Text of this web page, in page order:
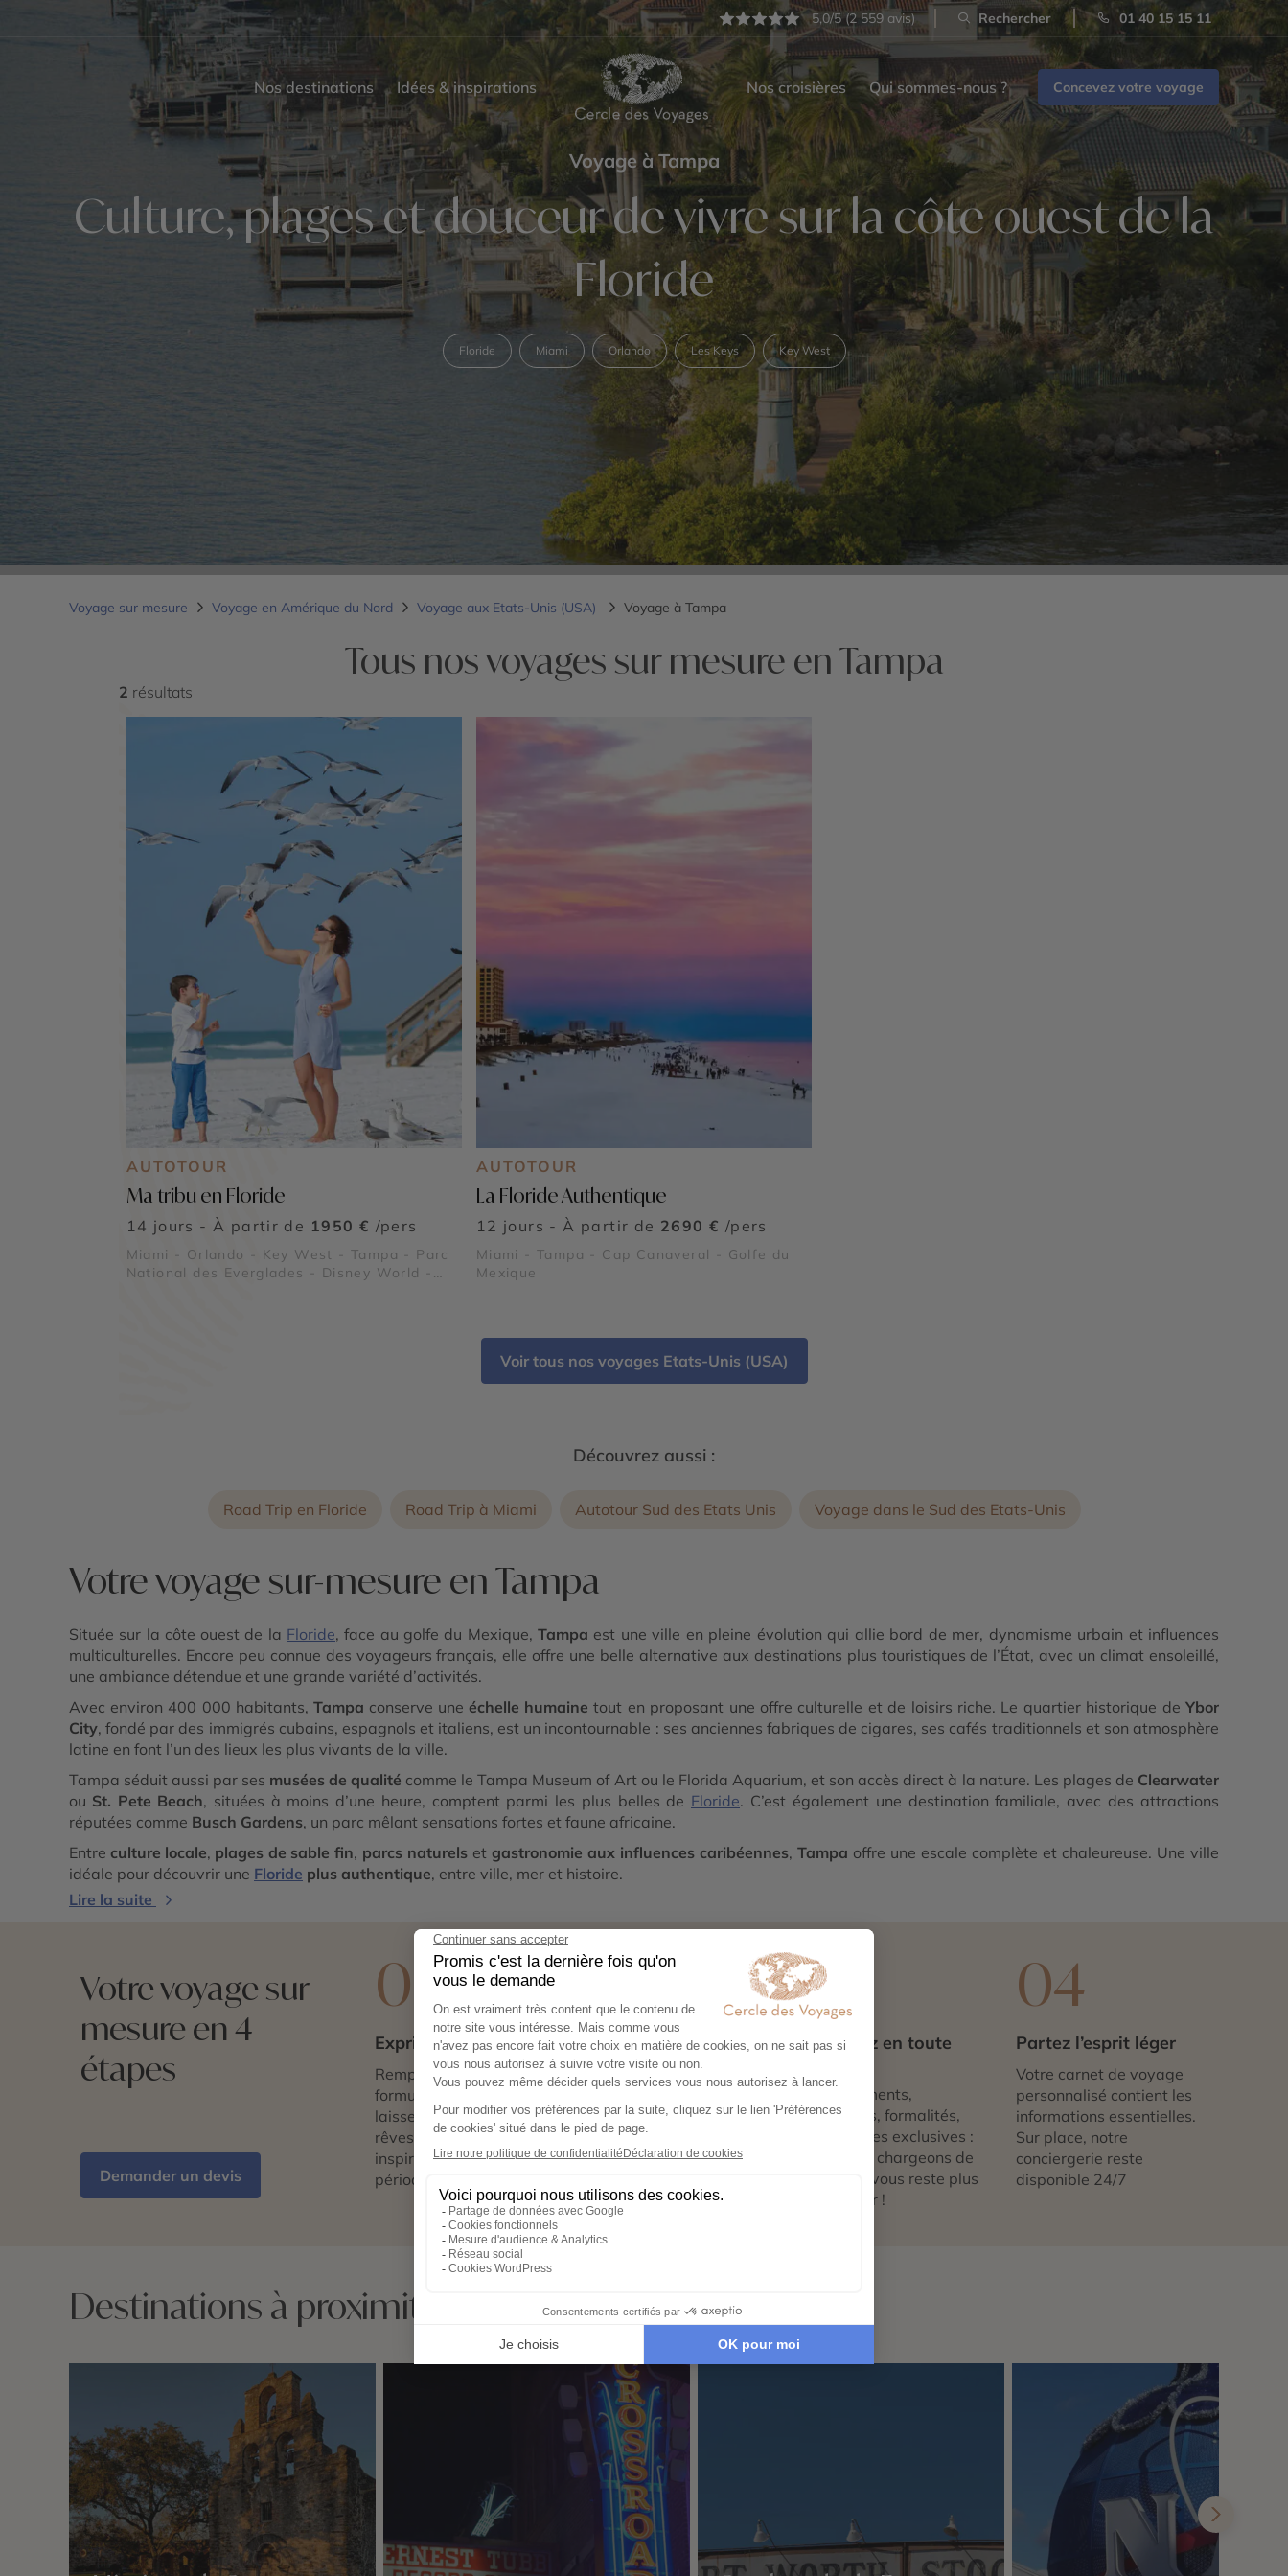
5,0/5 (2 559 avis) Rechercher 01 40 15 15 11
Nos destinations Idées & inspirations Nos croisières Qui sommes-nous ? Concevez votre voyage
Voyage à Tampa
Culture, plages et douceur de vivre sur la côte ouest de la
Floride
Floride Miami Orlando Les Keys Key West
Voyage sur mesure Voyage en Amérique du Nord Voyage aux Etats-Unis (USA) Voyage à Tampa
Tous nos voyages sur mesure en Tampa
2 résultats
AUTOTOUR
Ma tribu en Floride
14 jours - À partir de 1950 € /pers
Miami - Orlando - Key West - Tampa - Parc
National des Everglades - Disney World -
AUTOTOUR
La Floride Authentique
12 jours - À partir de 2690 € /pers
Miami - Tampa - Cap Canaveral - Golfe du
Mexique
Voir tous nos voyages Etats-Unis (USA)
Découvrez aussi :
Road Trip en Floride Road Trip à Miami Autotour Sud des Etats Unis Voyage dans le Sud des Etats-Unis
Votre voyage sur-mesure en Tampa
Située sur la côte ouest de la Floride, face au golfe du Mexique, Tampa est une ville en pleine évolution qui allie bord de mer, dynamisme urbain et influences
multiculturelles. Encore peu connue des voyageurs français, elle offre une belle alternative aux destinations plus touristiques de l’État, avec un climat ensoleillé,
une ambiance détendue et une grande variété d’activités.
Avec environ 400 000 habitants, Tampa conserve une échelle humaine tout en proposant une offre culturelle et de loisirs riche. Le quartier historique de Ybor
City, fondé par des immigrés cubains, espagnols et italiens, est un incontournable : ses anciennes fabriques de cigares, ses cafés traditionnels et son atmosphère
latine en font l’un des lieux les plus vivants de la ville.
Tampa séduit aussi par ses musées de qualité comme le Tampa Museum of Art ou le Florida Aquarium, et son accès direct à la nature. Les plages de Clearwater
ou St. Pete Beach, situées à moins d’une heure, comptent parmi les plus belles de Floride. C’est également une destination familiale, avec des attractions
réputées comme Busch Gardens, un parc mêlant sensations fortes et faune africaine.
Entre culture locale, plages de sable fin, parcs naturels et gastronomie aux influences caribéennes, Tampa offre une escale complète et chaleureuse. Une ville
idéale pour découvrir une Floride plus authentique, entre ville, mer et histoire.
Lire la suite
Votre voyage sur
mesure en 4
étapes
Demander un devis
01
Exprimez vos envies
Remplissez notre
formulaire en ligne et
laissez libre cours à vos
rêves de voyage :
inspirations, budget,
période idéale…
02
Co-construisez votre
itinéraire
Échangez avec un
conseiller-expert pour
créer un voyage à votre
image, adapté à vos
03
Réservez en toute
Hébergements,
transports, formalités,
expériences exclusives :
nous nous chargeons de
tout. Il ne vous reste plus
qu’à partir !
04
Partez l’esprit léger
Votre carnet de voyage
personnalisé contient les
informations essentielles.
Sur place, notre
conciergerie reste
disponible 24/7
Destinations à proximité de Tampa